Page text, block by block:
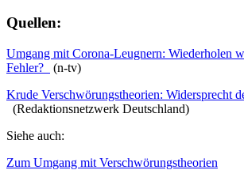
Quellen:
Umgang mit Corona-Leugnern: Wiederholen
Fehler?
(n-tv)
Krude Verschwörungstheorien: Widersprecht
(Redaktionsnetzwerk Deutschland)
Siehe auch:
Zum Umgang mit Verschwörungstheorien